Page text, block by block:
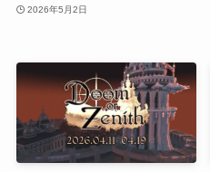
2026年5月2日